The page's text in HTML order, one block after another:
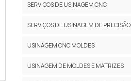
SERVIÇOS DE USINAGEM CNC
SERVIÇOS DE USINAGEM DE PRECISÃO
USINAGEM CNC MOLDES
USINAGEM DE MOLDES E MATRIZES